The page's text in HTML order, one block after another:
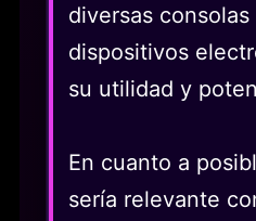
diversas
dispositivos
su utilidad y
En cuanto a
sería relevante